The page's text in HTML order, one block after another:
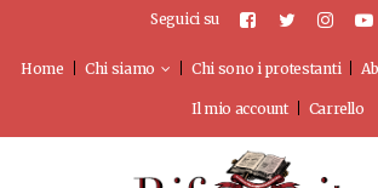
Seguici su
Home Chi siamo Chi sono i protestanti
Il mio account Carrello